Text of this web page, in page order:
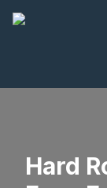
Hard